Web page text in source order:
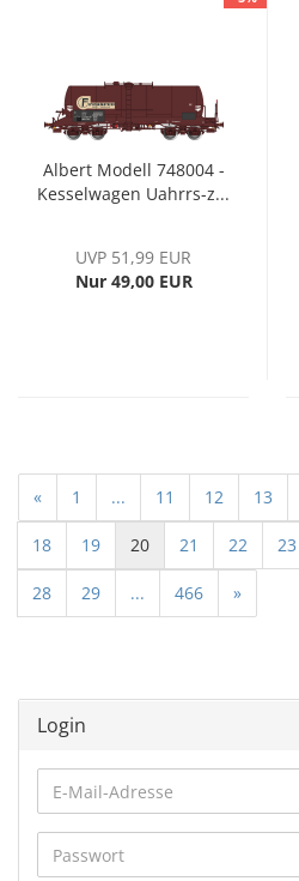
Albert Modell 748004 -
Kesselwagen Uahrrs-z...
UVP 51,99 EUR
Nur 49,00 EUR
« 1 ... 11 12 13
18 19 20 21 22 23
28 29 ... 466 »
Login
E-
Mail-
Adresse
Passwort